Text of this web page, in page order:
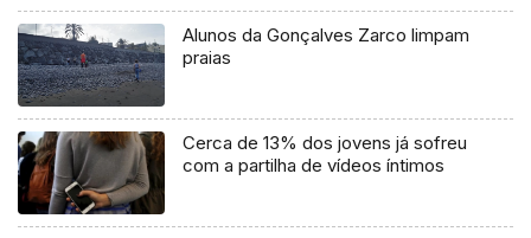
Alunos da Gonçalves Zarco limpam
praias
Cerca de 13% dos jovens já sofreu
com a partilha de vídeos íntimos